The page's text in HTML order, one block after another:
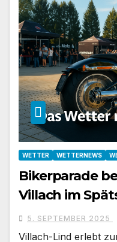
WETTER WETTERNEWS
Bikerparade
Villach im
5. SEPTEMBER 2025
Villach-Lind erlebt